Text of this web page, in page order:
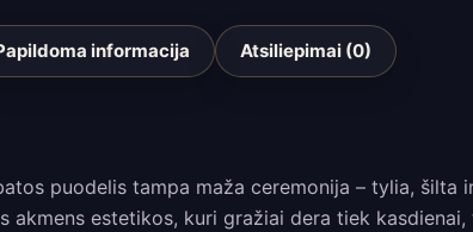
informacija Atsiliepimai (0)
puodelis tampa maža ceremonija – tylia, šilta
akmens estetikos, kuri gražiai dera tiek kasdienai,